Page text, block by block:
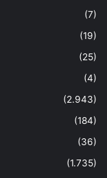
(7)
(19)
(25)
(4)
(2.943)
(184)
(36)
(1.735)